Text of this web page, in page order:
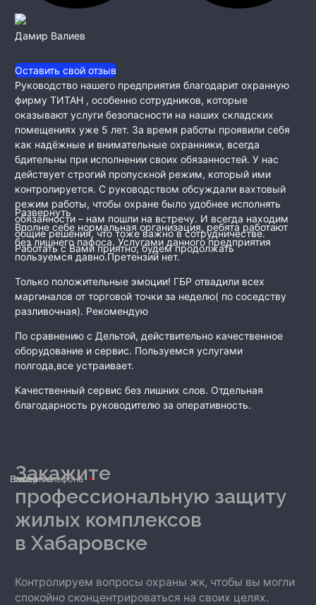
Дамир Валиев
Оставить свой отзыв
Руководство нашего предприятия благодарит охранную
фирму ТИТАН , особенно сотрудников, которые
оказывают услуги безопасности на наших складских
помещениях уже 5 лет. За время работы проявили себя
как надёжные и внимательные охранники, всегда
бдительны при исполнении своих обязанностей. У нас
действует строгий пропускной режим, который ими
контролируется. С руководством обсуждали вахтовый
режим работы, чтобы охране было удобнее исполнять
обязанности – нам пошли на встречу. И всегда находим
общие решения, что тоже важно в сотрудничестве.
Работать с Вами приятно, будем продолжать
Развернуть
Вполне себе нормальная организация, ребята работают
без лишнего пафоса. Услугами данного предприятия
пользуемся давно.Претензий нет.
Только положительные эмоции! ГБР отвадили всех
маргиналов от торговой точки за неделю( по соседству
разливочная). Рекомендую
По сравнению с Дельтой, действительно качественное
оборудование и сервис. Пользуемся услугами
полгода,все устраивает.
Качественный сервис без лишних слов. Отдельная
благодарность руководителю за оперативность.
Закажите
профессиональную защиту
жилых комплексов
в Хабаровске
Контролируем вопросы охраны жк, чтобы вы могли
спокойно сконцентрироваться на своих целях.
Ваше имя
Номер телефона
E-mail